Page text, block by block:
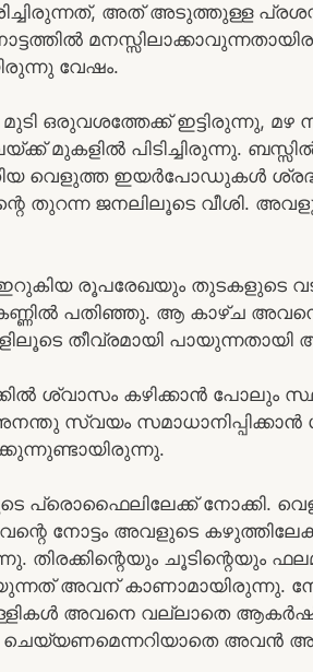
അത് അടുത്തുള്ള
വേഷം.
ഒരുവശത്തേക്ക് ഇട്ടിരുന്നു,
മുകളിൽ പിടിച്ചിരുന്നു.
വെളുത്ത ഇയർപോഡുകൾ
തുറന്ന ജനലിലൂടെ വീശി.
ഇറുകിയ രൂപരേഖയും തുടകളുടെ
പതിഞ്ഞു. ആ കാഴ്ച അവനെ
തീവ്രമായി
ശ്വാസം കഴിക്കാൻ
സ്വയം സമാധാനിപ്പിക്കാൻ
നോക്കി.
നോട്ടം അവളുടെ
തിരക്കിന്റെയും ചൂടിന്റെയും
അവന് കാണാമായിരുന്നു.
അവനെ വല്ലാതെ
അവൻ